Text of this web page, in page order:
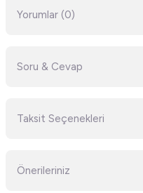
Yorumlar (0)
Soru & Cevap
Taksit Seçenekleri
Önerileriniz